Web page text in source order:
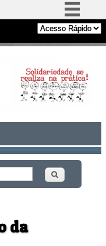
Simplifique!
Comunica BR
Participe
à informação
Legislação
Canais
Buscar
da